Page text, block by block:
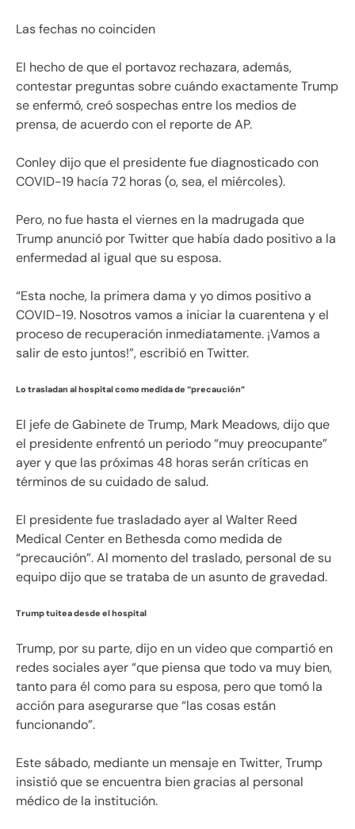
Las fechas no coinciden
El hecho de que el portavoz rechazara, además,
contestar preguntas sobre cuándo exactamente Trump
se enfermó, creó sospechas entre los medios de
prensa, de acuerdo con el reporte de AP.
Conley dijo que el presidente fue diagnosticado con
COVID-19 hacía 72 horas (o, sea, el miércoles).
Pero, no fue hasta el viernes en la madrugada que
Trump anunció por Twitter que había dado positivo a la
enfermedad al igual que su esposa.
“Esta noche, la primera dama y yo dimos positivo a
COVID-19. Nosotros vamos a iniciar la cuarentena y el
proceso de recuperación inmediatamente. ¡Vamos a
salir de esto juntos!”, escribió en Twitter.
Lo trasladan al hospital como medida de “precaución”
El jefe de Gabinete de Trump, Mark Meadows, dijo que
el presidente enfrentó un periodo “muy preocupante”
ayer y que las próximas 48 horas serán críticas en
términos de su cuidado de salud.
El presidente fue trasladado ayer al Walter Reed
Medical Center en Bethesda como medida de
“precaución”. Al momento del traslado, personal de su
equipo dijo que se trataba de un asunto de gravedad.
Trump tuitea desde el hospital
Trump, por su parte, dijo en un video que compartió en
redes sociales ayer “que piensa que todo va muy bien,
tanto para él como para su esposa, pero que tomó la
acción para asegurarse que “las cosas están
funcionando”.
Este sábado, mediante un mensaje en Twitter, Trump
insistió que se encuentra bien gracias al personal
médico de la institución.